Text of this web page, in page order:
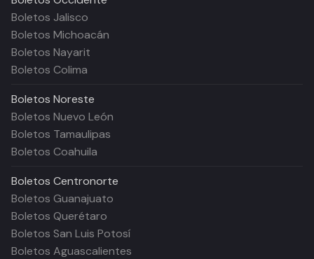
Boletos Jalisco
Boletos Michoacán
Boletos Nayarit
Boletos Colima
Boletos Noreste
Boletos Nuevo León
Boletos Tamaulipas
Boletos Coahuila
Boletos Centronorte
Boletos Guanajuato
Boletos Querétaro
Boletos San Luis Potosí
Boletos Aguascalientes